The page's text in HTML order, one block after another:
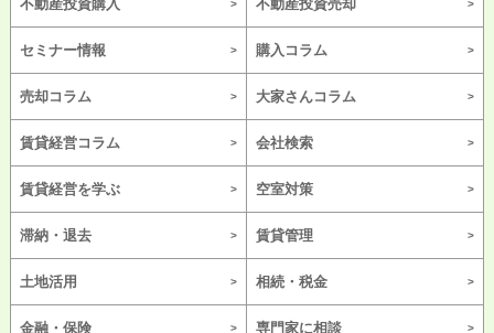
不動産投資購入 不動産投資売却
セミナー情報 購入コラム
売却コラム 大家さんコラム
賃貸経営コラム 会社検索
賃貸経営を学ぶ 空室対策
滞納・退去 賃貸管理
土地活用 相続・税金
金融・保険 専門家に相談